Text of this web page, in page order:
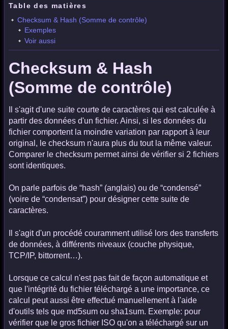
Table des matières
Checksum & Hash (Somme de contrôle)
Exemples
Voir aussi
Checksum & Hash
(Somme de contrôle)
Il s'agit d'une suite courte de caractères qui est calculée à
partir des données d'un fichier. Ainsi, si les données du
fichier comportent la moindre variation par rapport à leur
original, le checksum n'aura plus du tout la même valeur.
Comparer le checksum permet ainsi de vérifier si 2 fichiers
sont identiques.
On parle parfois de “hash” (anglais) ou de “condensé”
(voire de “condensat”) pour désigner cette suite de
caractères.
Il s'agit d'un procédé couramment utilisé lors des transferts
de données, à différents niveaux (couche physique,
TCP/IP, bittorrent…).
Lorsque ce calcul n'est pas fait de façon automatique et
que l'intégrité du fichier téléchargé a une importance, ce
calcul peut aussi être effectué manuellement à l'aide
d'outils tels que md5sum ou sha1sum. Exemple: pour
vérifier que le gros fichier ISO qu'on a téléchargé sur un